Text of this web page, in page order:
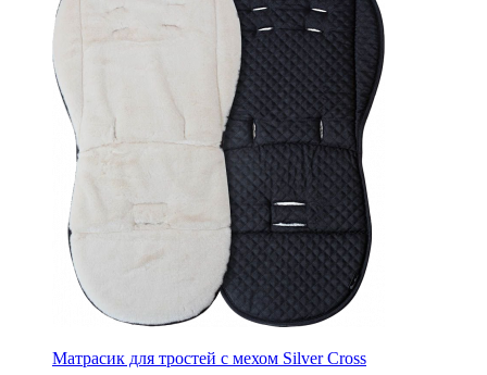
Матрасик для тростей с мехом Silver Cross